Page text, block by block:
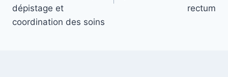
dépistage et
coordination des soins
rectum